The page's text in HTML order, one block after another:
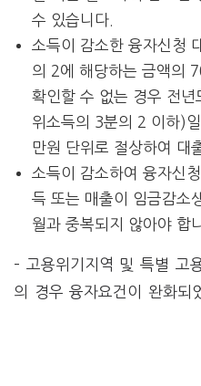
수 있습니다.
소득이 감소한 융자신청
의 2에 해당하는 금액의
확인할 수 없는 경우 전
위소득의 3분의 2 이하)
만원 단위로 절상하여 대
소득이 감소하여 융자신
득 또는 매출이 임금감소
월과 중복되지 않아야 합
– 고용위기지역 및 특별 고
의 경우 융자요건이 완화되